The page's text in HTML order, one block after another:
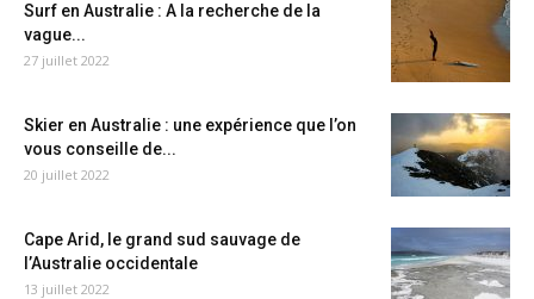
Surf en Australie : A la recherche de la
vague...
27 juillet 2022
Skier en Australie : une expérience que l’on
vous conseille de...
20 juillet 2022
Cape Arid, le grand sud sauvage de
l’Australie occidentale
13 juillet 2022